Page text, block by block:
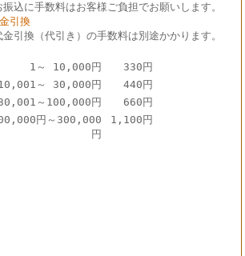
振込に手数料はお客様ご負担でお願いします。
引換
金引換（代引き）の手数料は別途かかります。
1～ 10,000円
330円
～ 30,000円
440円
～100,000円
660円
円～300,000
円
1,100円